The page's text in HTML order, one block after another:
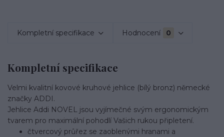
Kompletní specifikace Hodnocení 0
Kompletní specifikace
Velmi kvalitní kovové kruhové jehlice (bílý bronz) německé
značky ADDI.
Jehlice Addi NOVEL jsou vyjímečné svým ergonomickým
tvarem pro maximální pohodlí Vašich rukou připletení.
čtvercový průřez se zaoblenými hranami a